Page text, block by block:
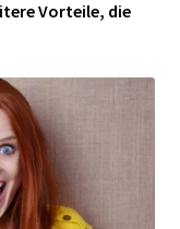
Vorteile, die